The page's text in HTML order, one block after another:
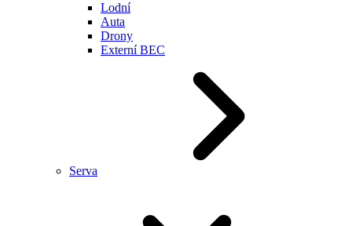
Lodní
Auta
Drony
Externí BEC
Serva